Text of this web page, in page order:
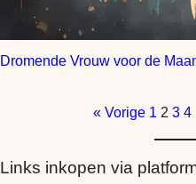
« Vorige 1 2 3 4
Links inkopen via